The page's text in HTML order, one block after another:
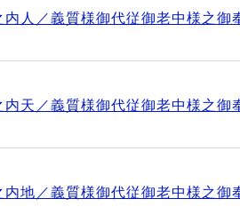
人／義質様御代従御老中様之御
天／義質様御代従御老中様之御
地／義質様御代従御老中様之御